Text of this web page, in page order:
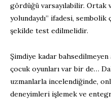
gördüğü varsayılabilir. Ortak
yolundaydı” ifadesi, sembolik
şekilde test edilmelidir.
Şimdiye kadar
çocuk oyunları var bir de…
uzmanlarla incelendiğinde,
deneyimleri işlemek ve